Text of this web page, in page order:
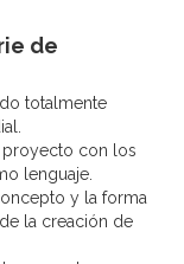
de
totalmente
proyecto con los
lenguaje.
y la forma
la creación de